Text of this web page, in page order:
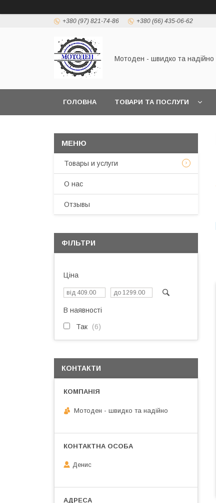
+380 (97) 821-74-86 +380 (66) 435-06-62
Мотоден - швидко та надійно
ГОЛОВНА ТОВАРИ ТА ПОСЛУГИ
Товары и услуги
О нас
Отзывы
ФІЛЬТРИ
Ціна
В наявності
Так 6
КОНТАКТИ
Мотоден - швидко та надійно
Денис